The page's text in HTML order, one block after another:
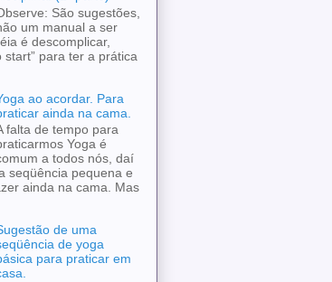
São sugestões,
um manual a ser
é descomplicar,
start” para ter a prática
ao acordar. Para
ainda na cama.
falta de tempo para
Yoga é
a todos nós, daí
seqüência pequena e
ainda na cama. Mas
de uma
de yoga
para praticar em